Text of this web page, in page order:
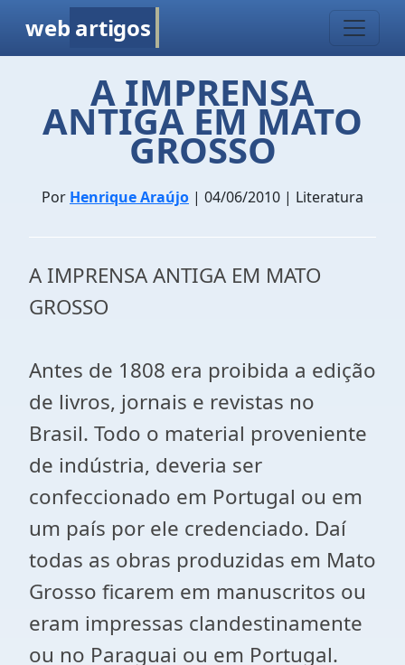
web artigos
A IMPRENSA
ANTIGA EM MATO
GROSSO
Por Henrique Araújo | 04/06/2010 | Literatura
A IMPRENSA ANTIGA EM MATO
GROSSO
Antes de 1808 era proibida a edição
de livros, jornais e revistas no
Brasil. Todo o material proveniente
de indústria, deveria ser
confeccionado em Portugal ou em
um país por ele credenciado. Daí
todas as obras produzidas em Mato
Grosso ficarem em manuscritos ou
eram impressas clandestinamente
ou no Paraguai ou em Portugal.